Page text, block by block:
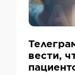
вести,